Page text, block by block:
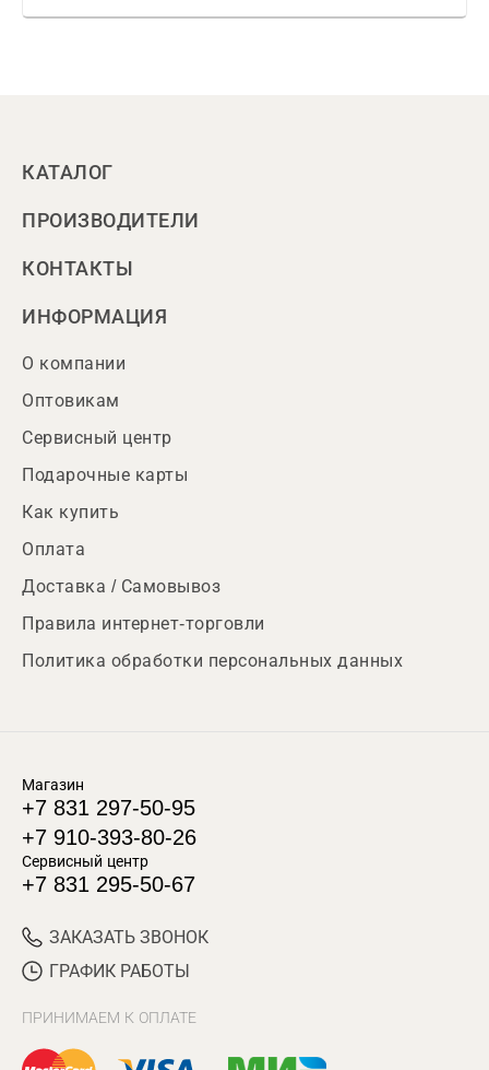
КАТАЛОГ
ПРОИЗВОДИТЕЛИ
КОНТАКТЫ
ИНФОРМАЦИЯ
О компании
Оптовикам
Сервисный центр
Подарочные карты
Как купить
Оплата
Доставка / Самовывоз
Правила интернет-торговли
Политика обработки персональных данных
Магазин
+7 831 297-50-95
+7 910-393-80-26
Сервисный центр
+7 831 295-50-67
ЗАКАЗАТЬ ЗВОНОК
ГРАФИК РАБОТЫ
ПРИНИМАЕМ К ОПЛАТЕ